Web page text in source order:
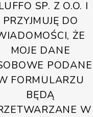
SP. Z O.O. I
PRZYJMUJĘ DO
ŻE
MOJE DANE
PODANE
FORMULARZU
BĘDĄ
W